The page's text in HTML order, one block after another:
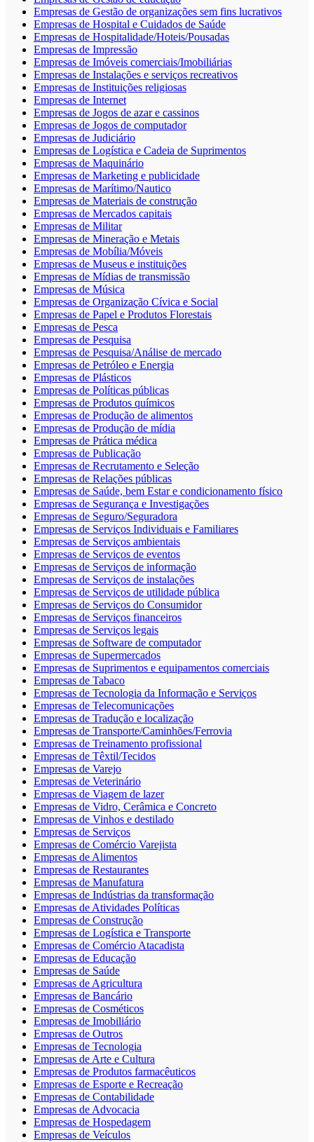
Empresas de Gestão de organizações sem fins lucrativos
Empresas de Hospital e Cuidados de Saúde
Empresas de Hospitalidade/Hoteis/Pousadas
Empresas de Impressão
Empresas de Imóveis comerciais/Imobiliárias
Empresas de Instalações e serviços recreativos
Empresas de Instituições religiosas
Empresas de Internet
Empresas de Jogos de azar e cassinos
Empresas de Jogos de computador
Empresas de Judiciário
Empresas de Logística e Cadeia de Suprimentos
Empresas de Maquinário
Empresas de Marketing e publicidade
Empresas de Marítimo/Nautico
Empresas de Materiais de construção
Empresas de Mercados capitais
Empresas de Militar
Empresas de Mineração e Metais
Empresas de Mobília/Móveis
Empresas de Museus e instituições
Empresas de Mídias de transmissão
Empresas de Música
Empresas de Organização Cívica e Social
Empresas de Papel e Produtos Florestais
Empresas de Pesca
Empresas de Pesquisa
Empresas de Pesquisa/Análise de mercado
Empresas de Petróleo e Energia
Empresas de Plásticos
Empresas de Políticas públicas
Empresas de Produtos químicos
Empresas de Produção de alimentos
Empresas de Produção de mídia
Empresas de Prática médica
Empresas de Publicação
Empresas de Recrutamento e Seleção
Empresas de Relações públicas
Empresas de Saúde, bem Estar e condicionamento físico
Empresas de Segurança e Investigações
Empresas de Seguro/Seguradora
Empresas de Serviços Individuais e Familiares
Empresas de Serviços ambientais
Empresas de Serviços de eventos
Empresas de Serviços de informação
Empresas de Serviços de instalações
Empresas de Serviços de utilidade pública
Empresas de Serviços do Consumidor
Empresas de Serviços financeiros
Empresas de Serviços legais
Empresas de Software de computador
Empresas de Supermercados
Empresas de Suprimentos e equipamentos comerciais
Empresas de Tabaco
Empresas de Tecnologia da Informação e Serviços
Empresas de Telecomunicações
Empresas de Tradução e localização
Empresas de Transporte/Caminhões/Ferrovia
Empresas de Treinamento profissional
Empresas de Têxtil/Tecidos
Empresas de Varejo
Empresas de Veterinário
Empresas de Viagem de lazer
Empresas de Vidro, Cerâmica e Concreto
Empresas de Vinhos e destilado
Empresas de Serviços
Empresas de Comércio Varejista
Empresas de Alimentos
Empresas de Restaurantes
Empresas de Manufatura
Empresas de Indústrias da transformação
Empresas de Atividades Políticas
Empresas de Construção
Empresas de Logística e Transporte
Empresas de Comércio Atacadista
Empresas de Educação
Empresas de Saúde
Empresas de Agricultura
Empresas de Bancário
Empresas de Cosméticos
Empresas de Imobiliário
Empresas de Outros
Empresas de Tecnologia
Empresas de Arte e Cultura
Empresas de Produtos farmacêuticos
Empresas de Esporte e Recreação
Empresas de Contabilidade
Empresas de Advocacia
Empresas de Hospedagem
Empresas de Veículos